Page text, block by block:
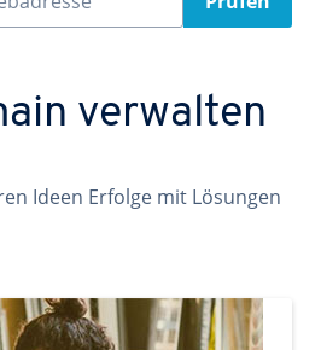
verwalten
Ideen Erfolge mit Lösungen